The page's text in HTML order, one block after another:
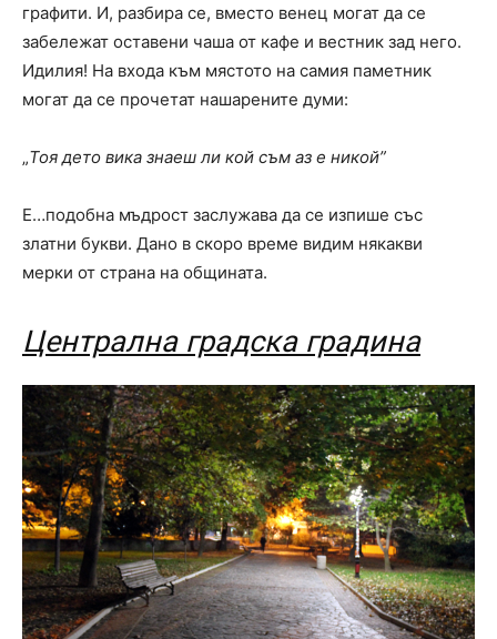
графити. И, разбира се, вместо венец могат да се
забележат оставени чаша от кафе и вестник зад него.
Идилия! На входа към мястото на самия паметник
могат да се прочетат нашарените думи:
„Тоя дето вика знаеш ли кой съм аз е никой”
Е…подобна мъдрост заслужава да се изпише със
златни букви. Дано в скоро време видим някакви
мерки от страна на общината.
Централна градска градина